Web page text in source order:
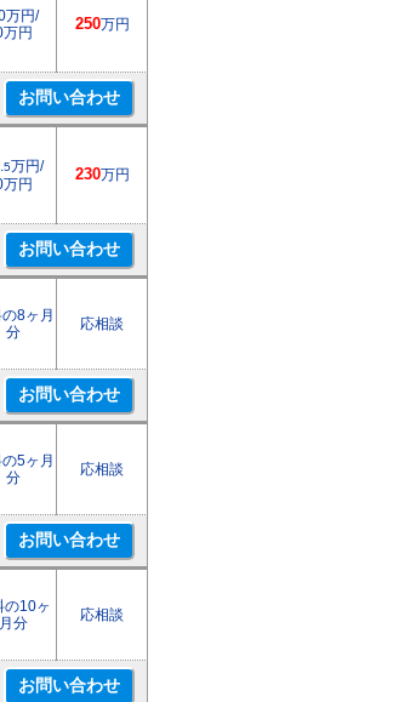
万円/
万円
250万円
5万円/
万円
230万円
8ヶ月
分
応相談
5ヶ月
分
応相談
の10ヶ
月分
応相談